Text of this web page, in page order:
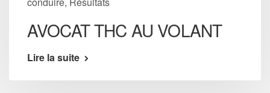
AVOCAT THC AU VOLANT
Lire la suite